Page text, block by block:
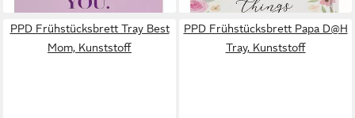
PPD Frühstücksbrett Tray Best
Mom, Kunststoff
PPD Frühstücksbrett Papa D@H
Tray, Kunststoff